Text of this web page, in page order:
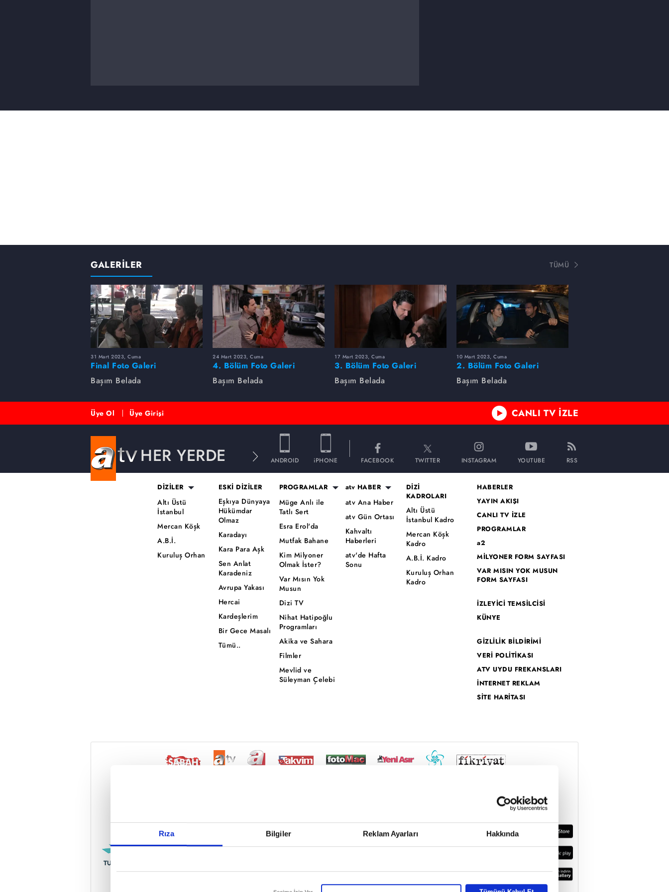
Rıza Bilgiler Reklam Ayarları Hakkında
Reddet
GALERİLER TÜMÜ
31 Mart 2023, Cuma
Final Foto Galeri
Başım Belada
24 Mart 2023, Cuma
4. Bölüm Foto Galeri
Başım Belada
17 Mart 2023, Cuma
3. Bölüm Foto Galeri
Başım Belada
10 Mart 2023, Cuma
2. Bölüm Foto Galeri
Başım Belada
Üye Ol Üye Girişi CANLI TV İZLE
HER YERDE ANDROID iPHONE FACEBOOK TWITTER INSTAGRAM YOUTUBE RSS
DİZİLER
Altı Üstü
İstanbul
Mercan Köşk
A.B.İ.
Kuruluş Orhan
ESKİ DİZİLER
Eşkıya Dünyaya
Hükümdar
Olmaz
Karadayı
Kara Para Aşk
Sen Anlat
Karadeniz
Avrupa Yakası
Hercai
Kardeşlerim
Bir Gece Masalı
Tümü..
PROGRAMLAR
Müge Anlı ile
Tatlı Sert
Esra Erol'da
Mutfak Bahane
Kim Milyoner
Olmak İster?
Var Mısın Yok
Musun
Dizi TV
Nihat Hatipoğlu
Programları
Akika ve Sahara
Filmler
Mevlid ve
Süleyman Çelebi
atv HABER
atv Ana Haber
atv Gün Ortası
Kahvaltı
Haberleri
atv'de Hafta
Sonu
DİZİ
KADROLARI
Altı Üstü
İstanbul Kadro
Mercan Köşk
Kadro
A.B.İ. Kadro
Kuruluş Orhan
Kadro
HABERLER
YAYIN AKIŞI
CANLI TV İZLE
PROGRAMLAR
a2
MİLYONER FORM SAYFASI
VAR MISIN YOK MUSUN
FORM SAYFASI
İZLEYİCİ TEMSİLCİSİ
KÜNYE
GİZLİLİK BİLDİRİMİ
VERİ POLİTİKASI
ATV UYDU FREKANSLARI
İNTERNET REKLAM
SİTE HARİTASI